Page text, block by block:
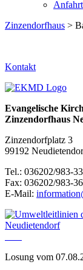
Anfahrt
Zinzendorfhaus >
Kontakt
Evangelische
Zinzendorfhaus
Zinzendorfplatz 3
99192
Tel.: 036202/983-33
Fax: 036202/983-36
E-Mail:
Losung vom